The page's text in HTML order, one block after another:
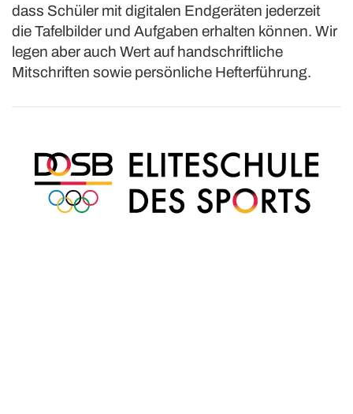
dass Schüler mit digitalen Endgeräten jederzeit
die Tafelbilder und Aufgaben erhalten können. Wir
legen aber auch Wert auf handschriftliche
Mitschriften sowie persönliche Hefterführung.